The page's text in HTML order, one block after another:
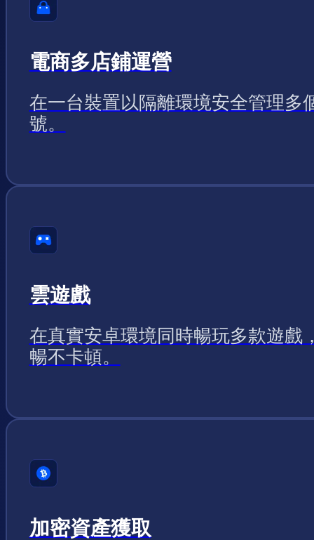
電商多店鋪運營
在一台裝置以隔離環境安全管理多
號。
雲遊戲
在真實安卓環境同時暢玩多款遊戲
暢不卡頓。
加密資產獲取